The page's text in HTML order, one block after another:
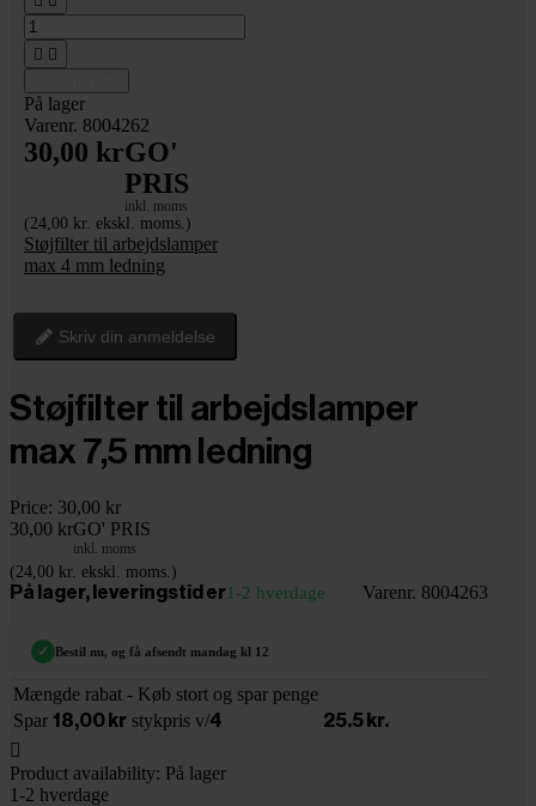
 
På lager
Varenr. 8004262
30,00 krGO'
PRIS
inkl. moms
(24,00 kr. ekskl. moms.)
Støjfilter til arbejdslamper
max 4 mm ledning
Skriv din anmeldelse
Støjfilter til arbejdslamper
max 7,5 mm ledning
Price: 30,00 kr
30,00 krGO' PRIS
inkl. moms
(24,00 kr. ekskl. moms.)
På lager, leveringstid er1-2 hverdage Varenr. 8004263
✓ Bestil nu, og få afsendt mandag kl 12
Mængde rabat - Køb stort og spar penge
Spar 18,00 kr stykpris v/4 25.5 kr.

Product availability: På lager
1-2 hverdage